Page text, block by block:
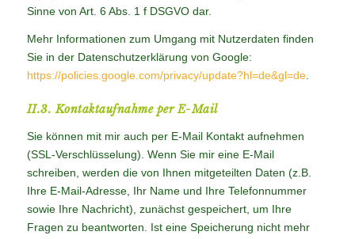
Sinne von Art. 6 Abs. 1 f DSGVO dar.
Mehr Informationen zum Umgang mit Nutzerdaten finden
Sie in der Datenschutzerklärung von Google:
https://policies.google.com/privacy/update?hl=de&gl=de.
II.3. Kontaktaufnahme per E-Mail
Sie können mit mir auch per E-Mail Kontakt aufnehmen
(SSL-Verschlüsselung). Wenn Sie mir eine E-Mail
schreiben, werden die von Ihnen mitgeteilten Daten (z.B.
Ihre E-Mail-Adresse, Ihr Name und Ihre Telefonnummer
sowie Ihre Nachricht), zunächst gespeichert, um Ihre
Fragen zu beantworten. Ist eine Speicherung nicht mehr